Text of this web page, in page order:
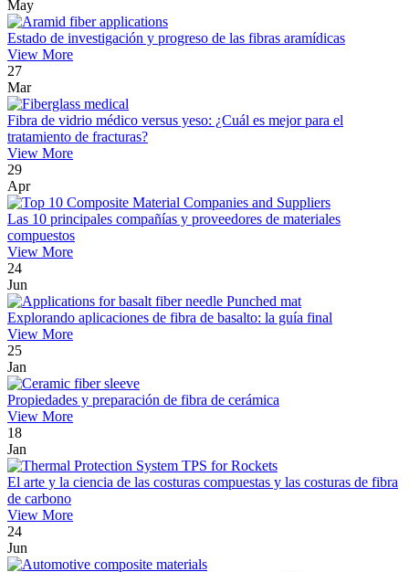
May
Estado de investigación y progreso de las fibras aramídicas
View More
27
Mar
Fibra de vidrio médico versus yeso: ¿Cuál es mejor para el
tratamiento de fracturas?
View More
29
Apr
Las 10 principales compañías y proveedores de materiales
compuestos
View More
24
Jun
Explorando aplicaciones de fibra de basalto: la guía final
View More
25
Jan
Propiedades y preparación de fibra de cerámica
View More
18
Jan
El arte y la ciencia de las costuras compuestas y las costuras de fibra
de carbono
View More
24
Jun